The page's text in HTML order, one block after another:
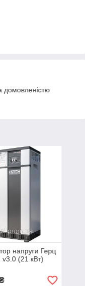
домовленістю
напруги Герц
(21 кВт)